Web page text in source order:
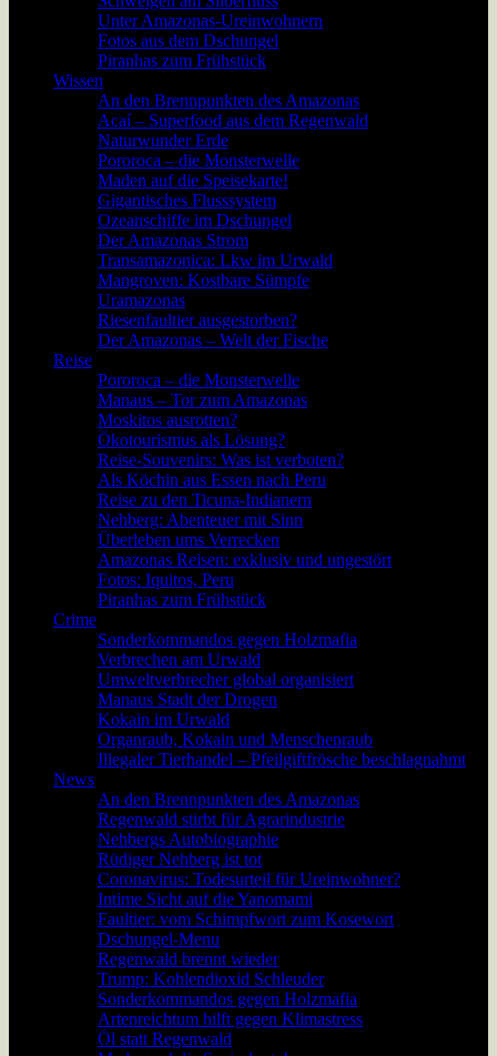
Unter Amazonas-Ureinwohnern
Fotos aus dem Dschungel
Piranhas zum Frühstück
Wissen
An den Brennpunkten des Amazonas
Acaí – Superfood aus dem Regenwald
Naturwunder Erde
Pororoca – die Monsterwelle
Maden auf die Speisekarte!
Gigantisches Flusssystem
Ozeanschiffe im Dschungel
Der Amazonas Strom
Transamazonica: Lkw im Urwald
Mangroven: Kostbare Sümpfe
Uramazonas
Riesenfaultier ausgestorben?
Der Amazonas – Welt der Fische
Reise
Pororoca – die Monsterwelle
Manaus – Tor zum Amazonas
Moskitos ausrotten?
Ökotourismus als Lösung?
Reise-Souvenirs: Was ist verboten?
Als Köchin aus Essen nach Peru
Reise zu den Ticuna-Indianern
Nehberg: Abenteuer mit Sinn
Überleben ums Verrecken
Amazonas Reisen: exklusiv und ungestört
Fotos: Iquitos, Peru
Piranhas zum Frühstück
Crime
Sonderkommandos gegen Holzmafia
Verbrechen am Urwald
Umweltverbrecher global organisiert
Manaus Stadt der Drogen
Kokain im Urwald
Organraub, Kokain und Menschenraub
Illegaler Tierhandel – Pfeilgiftfrösche beschlagnahmt
News
An den Brennpunkten des Amazonas
Regenwald stirbt für Agrarindustrie
Nehbergs Autobiographie
Rüdiger Nehberg ist tot
Coronavirus: Todesurteil für Ureinwohner?
Intime Sicht auf die Yanomami
Faultier: vom Schimpfwort zum Kosewort
Dschungel-Menu
Regenwald brennt wieder
Trump: Kohlendioxid Schleuder
Sonderkommandos gegen Holzmafia
Artenreichtum hilft gegen Klimastress
Öl statt Regenwald